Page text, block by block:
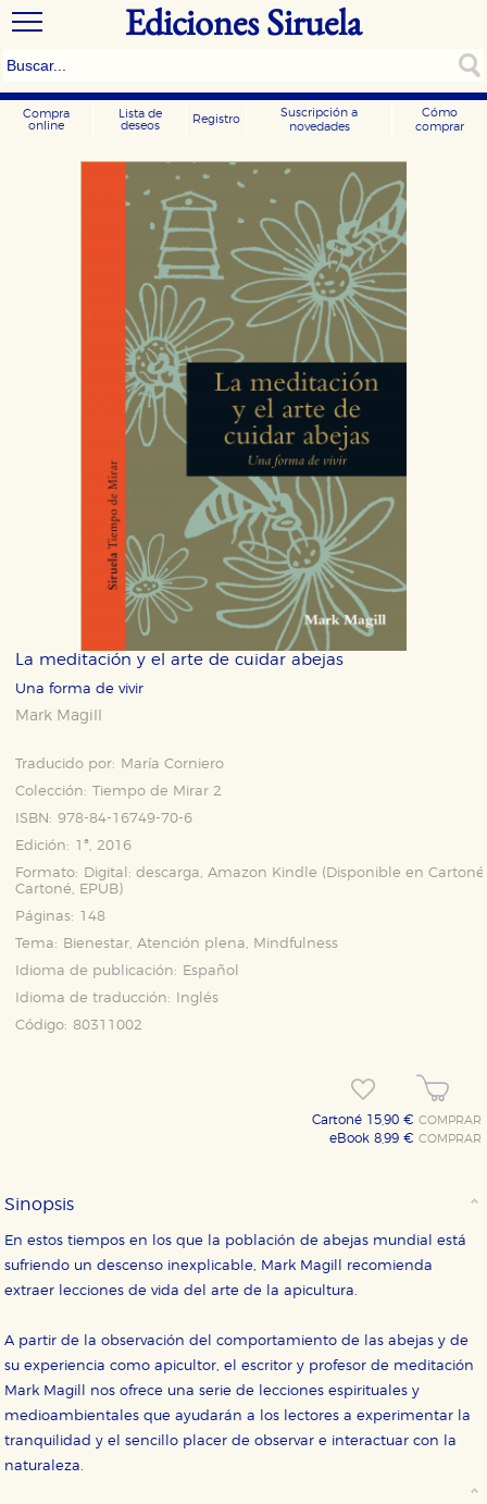
Ediciones Siruela
Compra
online
Lista de
deseos
Registro
Suscripción a
novedades
Cómo
comprar
La meditación y el arte de cuidar abejas
Una forma de vivir
Mark Magill
Traducido por:
María Corniero
Colección: Tiempo de Mirar 2
ISBN: 978-84-16749-70-6
Edición: 1ª, 2016
Formato:
Digital: descarga, Amazon Kindle (Disponible enCartoné
Cartoné, EPUB)
Páginas: 148
Tema:
Bienestar, Atención plena, Mindfulness
Idioma de publicación:
Español
Idioma de traducción:
Inglés
Código: 80311002
Cartoné 15,90 €COMPRAR
eBook 8,99 €COMPRAR
Sinopsis
En estos tiempos en los que la población de abejas mundial está
sufriendo un descenso inexplicable, Mark Magill recomienda
extraer lecciones de vida del arte de la apicultura.
A partir de la observación del comportamiento de las abejas y de
su experiencia como apicultor, el escritor y profesor de meditación
Mark Magill nos ofrece una serie de lecciones espirituales y
medioambientales que ayudarán a los lectores a experimentar la
tranquilidad y el sencillo placer de observar e interactuar con la
naturaleza.
CONFIGURACIÓN DE COOKIES
RECHAZAR TODO
Cookies necesarias
web funcione y no es posible deshabilitarlas desde
nuestro sistema. Es posible hacerlo desde el
correctamente.
Cookies de rendimiento y analíticas
Estas cookies se utilizan para mejorar su experiencia
de navegación y optimizar el funcionamiento de
nuestro sitio web. Almacenan configuraciones de
servicios para que no tenga que reconfigurarlos cada
tanto, es anónima.